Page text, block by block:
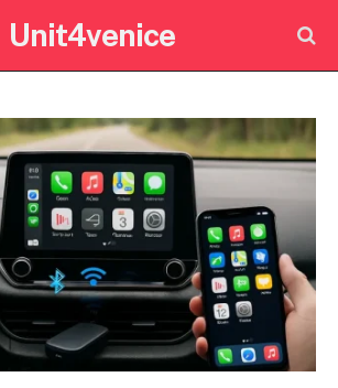
Unit4venice